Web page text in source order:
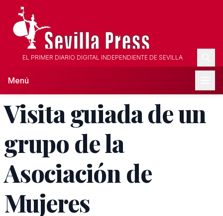
EL PRIMER DIARIO DIGITAL INDEPENDIENTE DE SEVILLA
Menú
Visita guiada de un
grupo de la
Asociación de
Mujeres